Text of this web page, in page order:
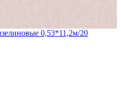
0,53*11,2м/20